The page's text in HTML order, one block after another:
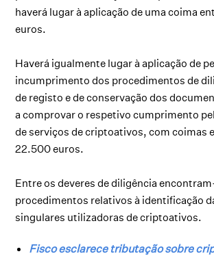
haverá lugar à aplicação de uma coima
euros.
Haverá igualmente lugar à aplicação de
incumprimento dos procedimentos de
de registo e de conservação dos
a comprovar o respetivo cumprimento
de serviços de criptoativos, com coimas
22.500 euros.
Entre os deveres de diligência
procedimentos relativos à identificação
singulares utilizadoras de criptoativos.
Fisco esclarece tributação sobre